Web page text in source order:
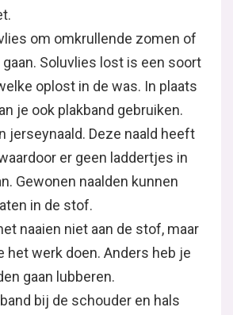
om omkrullende zomen of
Soluvlies lost is een soort
oplost in de was. In plaats
je ook plakband gebruiken.
jerseynaald. Deze naald heeft
er geen laddertjes in
Gewonen naalden kunnen
in de stof.
naaien niet aan de stof, maar
het werk doen. Anders heb je
gaan lubberen.
bij de schouder en hals